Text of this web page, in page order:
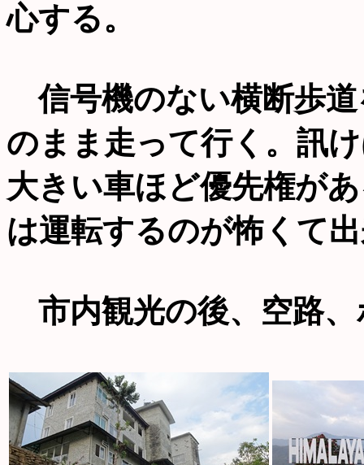
心する。
信号機のない横断歩
のまま走って行く。訊
大きい車ほど優先権が
は運転するのが怖くて
市内観光の後、空路、